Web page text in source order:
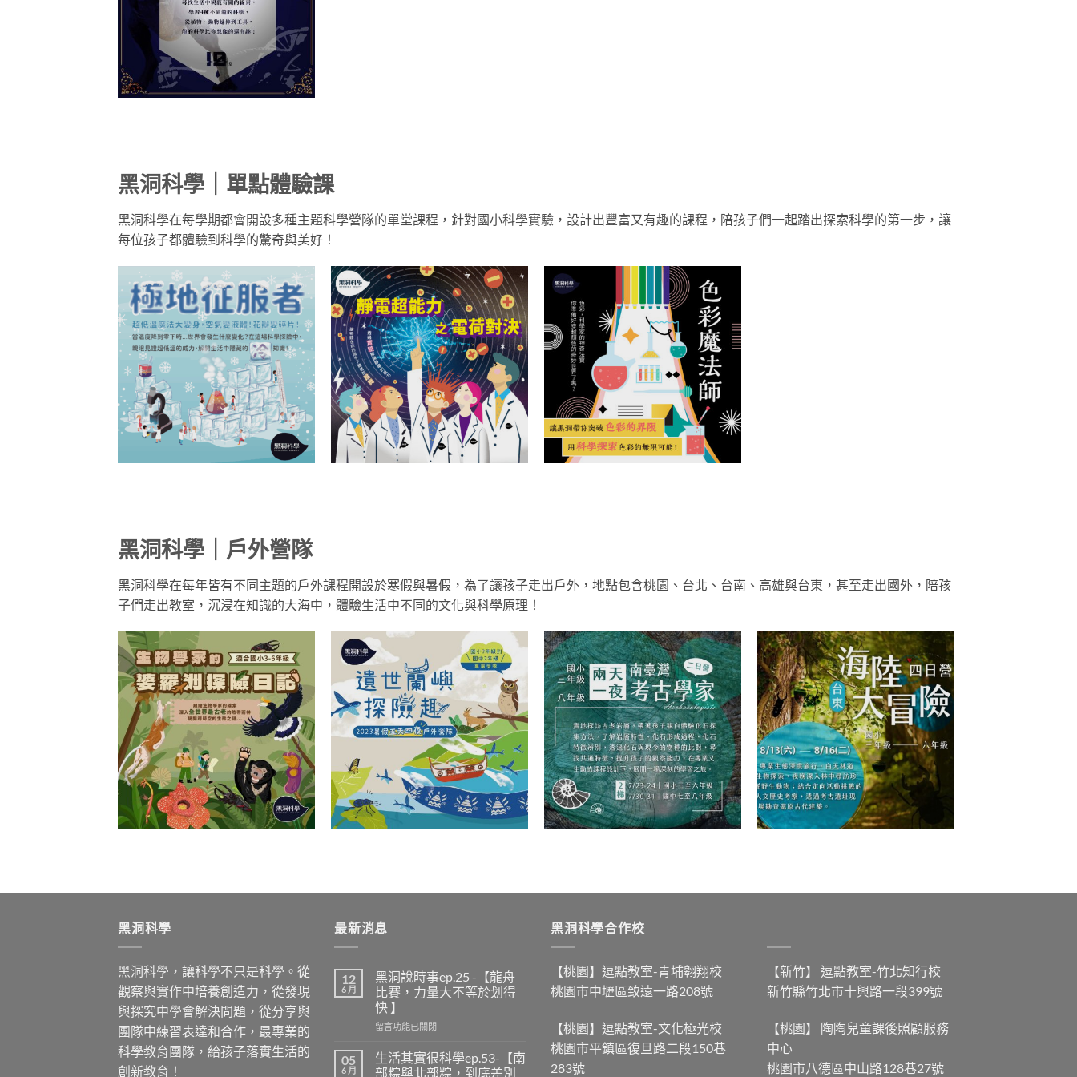
黑洞科學｜單點體驗課
黑洞科學在每學期都會開設多種主題科學營隊的單堂課程，針對國小科學實驗，設計出豐富又有趣的課程，陪孩子們一起踏出探索科學的第一步，讓
每位孩子都體驗到科學的驚奇與美好！
黑洞科學｜戶外營隊
黑洞科學在每年皆有不同主題的戶外課程開設於寒假與暑假，為了讓孩子走出戶外，地點包含桃園、台北、台南、高雄與台東，甚至走出國外，陪孩
子們走出教室，沉浸在知識的大海中，體驗生活中不同的文化與科學原理！
黑洞科學
黑洞科學，讓科學不只是科學。從
觀察與實作中培養創造力，從發現
與探究中學會解決問題，從分享與
團隊中練習表達和合作，最專業的
科學教育團隊，給孩子落實生活的
創新教育！
最新消息
12
6 月
黑洞說時事ep.25 -【龍舟
比賽，力量大不等於划得
快 】
在
洞
說
留言功能已關閉
05
6 月
生活其實很科學ep.53-【南
部粽與北部粽，到底差別
黑洞科學合作校
【桃園】逗點教室-青埔翱翔校
桃園市中壢區致遠一路208號
【桃園】逗點教室-文化極光校
桃園市平鎮區復旦路二段150巷
283號
【新竹】 逗點教室-竹北知行校
新竹縣竹北市十興路一段399號
【桃園】 陶陶兒童課後照顧服務
中心
桃園市八德區中山路128巷27號